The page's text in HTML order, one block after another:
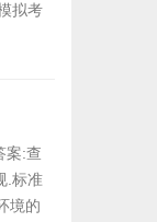
拟考
案:查
.标准
境的